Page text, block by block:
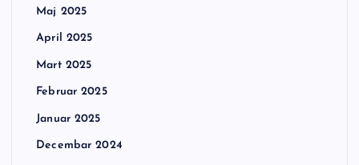
Maj 2025
April 2025
Mart 2025
Februar 2025
Januar 2025
Decembar 2024